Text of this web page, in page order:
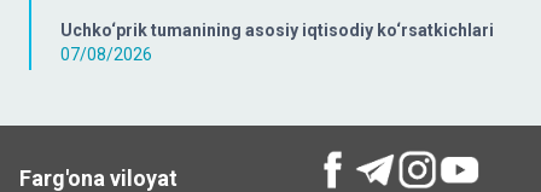
Uchko‘prik tumanining asosiy iqtisodiy ko‘rsatkichlari
07/08/2026
Farg'ona viloyat